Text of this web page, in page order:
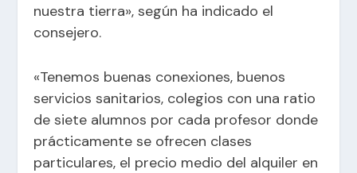
nuestra tierra», según ha indicado el
consejero.
«Tenemos buenas conexiones, buenos
servicios sanitarios, colegios con una ratio
de siete alumnos por cada profesor donde
prácticamente se ofrecen clases
particulares, el precio medio del alquiler en